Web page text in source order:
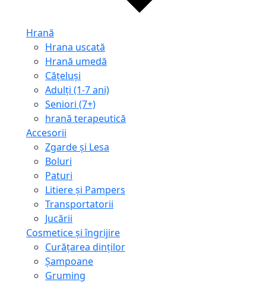
Hrană
Hrana uscată
Hrană umedă
Cățeluși
Adulți (1-7 ani)
Seniori (7+)
hrană terapeutică
Accesorii
Zgarde și Lesa
Boluri
Paturi
Litiere și Pampers
Transportatorii
Jucării
Cosmetice și îngrijire
Curățarea dinților
Șampoane
Gruming